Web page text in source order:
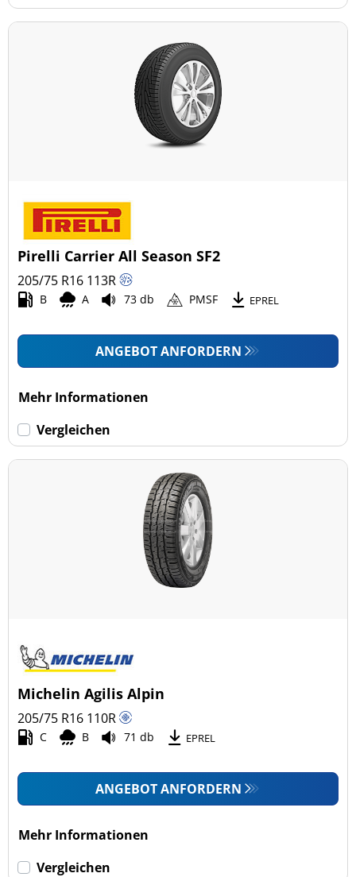
Pirelli Carrier All Season SF2
205/75 R16 113R
B A 73 db PMSF EPREL
ANGEBOT ANFORDERN
Mehr Informationen
Vergleichen
Michelin Agilis Alpin
205/75 R16 110R
C B 71 db EPREL
ANGEBOT ANFORDERN
Mehr Informationen
Vergleichen